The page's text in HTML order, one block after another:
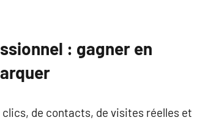
: gagner en
de contacts, de visites réelles et